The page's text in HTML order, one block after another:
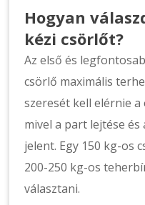
Hogyan
kézi csörlőt?
Az első és
csörlő maximális
szeresét kell elérnie
mivel a part lejtése
jelent. Egy 150 kg-os
200-250 kg-os
választani.